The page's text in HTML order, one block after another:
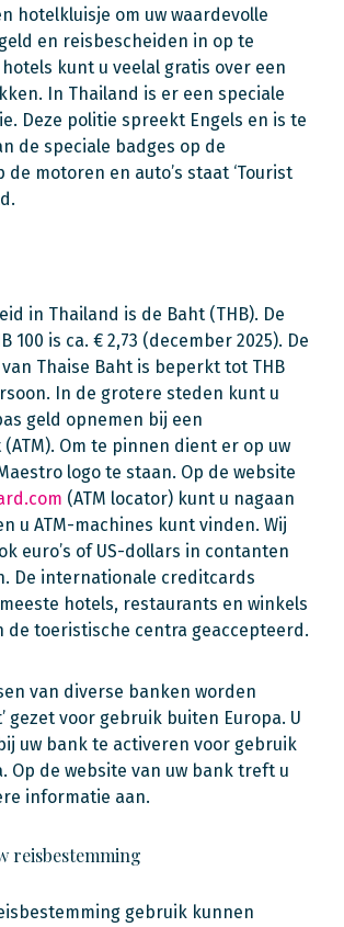
hotelkluisje om uw waardevolle
en reisbescheiden in op te
kunt u veelal gratis over een
In Thailand is er een speciale
Deze politie spreekt Engels en is te
de speciale badges op de
de motoren en auto’s staat ‘Tourist
in Thailand is de Baht (THB). De
100 is ca. € 2,73 (december 2025). De
Thaise Baht is beperkt tot THB
In de grotere steden kunt u
geld opnemen bij een
Om te pinnen dient er op uw
logo te staan. Op de website
(ATM locator) kunt u nagaan
u ATM-machines kunt vinden. Wij
euro’s of US-dollars in contanten
De internationale creditcards
hotels, restaurants en winkels
de toeristische centra geaccepteerd.
van diverse banken worden
gezet voor gebruik buiten Europa. U
uw bank te activeren voor gebruik
Op de website van uw bank treft u
informatie aan.
reisbestemming
gebruik kunnen